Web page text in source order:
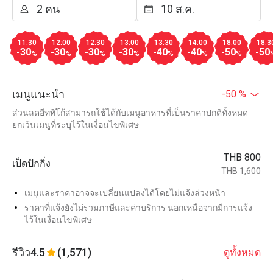
11:30
-30%
12:00
-30%
12:30
-30%
13:00
-30%
13:30
-40%
14:00
-40%
18:00
-50% -50
เมนูแนะนำ -50 %
ส่วนลดอีททิโก้สามารถใช้ได้กับเมนูอาหารที่เป็นราคาปกติทั้งหมด
ยกเว้นเมนูที่ระบุไว้ในเงื่อนไขพิเศษ
เป็ดปักกิ่ง
THB 800
THB 1,600
เมนูและราคาอาจจะเปลี่ยนแปลงได้โดยไม่แจ้งล่วงหน้า
ราคาที่แจ้งยังไม่รวมภาษีและค่าบริการ นอกเหนือจากมีการแจ้ง
ไว้ในเงื่อนไขพิเศษ
รีวิว4.5 (1,571) ดูทั้งหมด